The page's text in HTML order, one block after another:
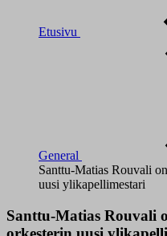
Etusivu
General
Santtu-Matias Rouvali
uusi ylikapellimestari
Santtu-Matias Rouvali